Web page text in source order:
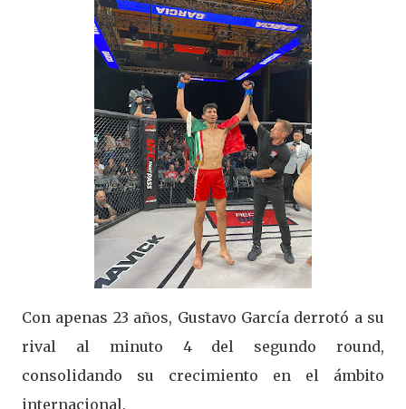
Con apenas 23 años, Gustavo García derrotó a su
rival al minuto 4 del segundo round,
consolidando su crecimiento en el ámbito
internacional.